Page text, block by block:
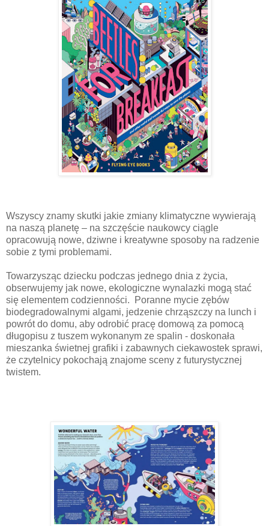
Wszyscy znamy skutki jakie zmiany klimatyczne wywierają
na naszą planetę – na szczęście naukowcy ciągle
opracowują nowe, dziwne i kreatywne sposoby na radzenie
sobie z tymi problemami.
Towarzysząc dziecku podczas jednego dnia z życia,
obserwujemy jak nowe, ekologiczne wynalazki mogą stać
się elementem codzienności. Poranne mycie zębów
biodegradowalnymi algami, jedzenie chrząszczy na lunch i
powrót do domu, aby odrobić pracę domową za pomocą
długopisu z tuszem wykonanym ze spalin - doskonała
mieszanka świetnej grafiki i zabawnych ciekawostek sprawi,
że czytelnicy pokochają znajome sceny z futurystycznej
twistem.